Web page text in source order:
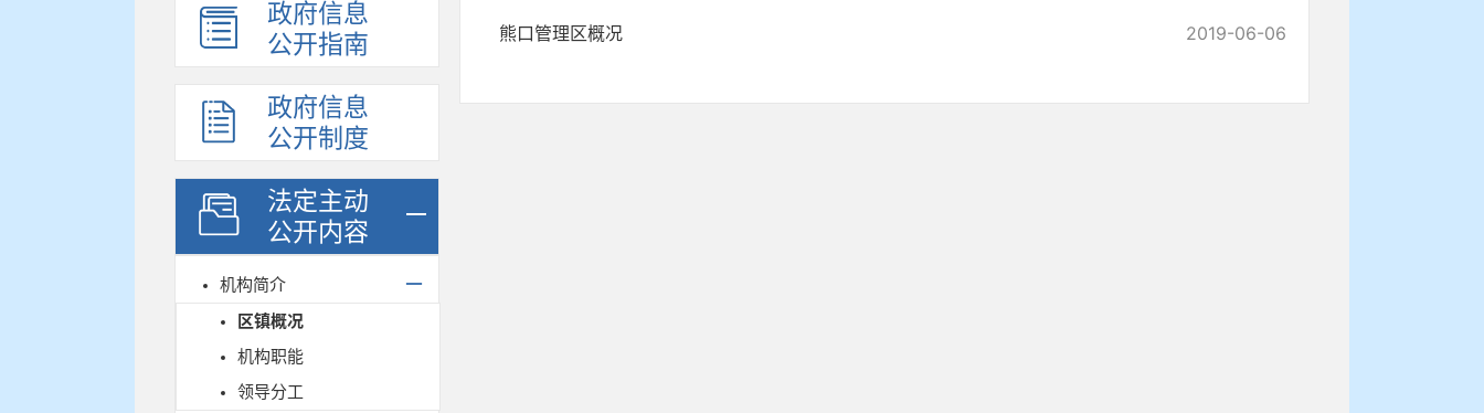
政府信息
公开指南
政府信息
公开制度
法定主动
公开内容
机构简介
区镇概况
机构职能
领导分工
熊口管理区概况 2019-06-06